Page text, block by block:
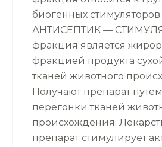
биогенных стимуляторов.
АНТИСЕПТИК —
фракция является
фракцией продукта
тканей животного
Получают препарат
перегонки тканей
происхождения.
препарат стимулирует